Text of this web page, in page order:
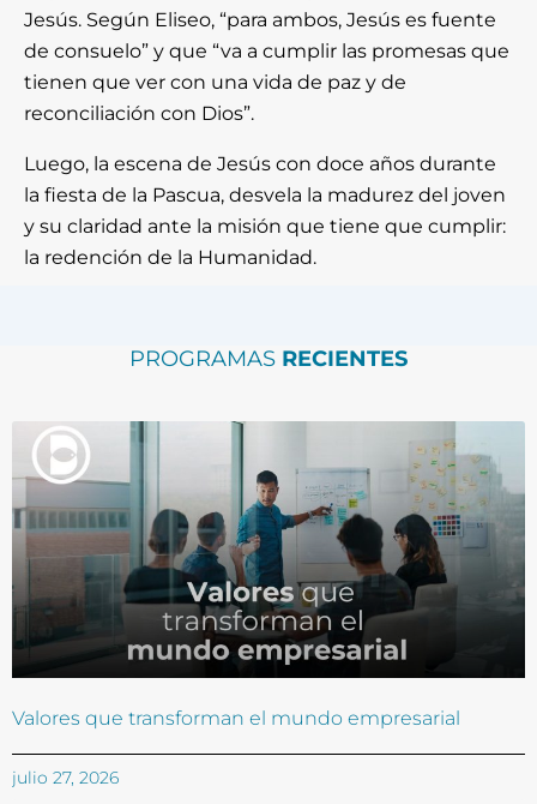
Jesús. Según Eliseo, “para ambos, Jesús es fuente
de consuelo” y que “va a cumplir las promesas que
tienen que ver con una vida de paz y de
reconciliación con Dios”.
Luego, la escena de Jesús con doce años durante
la fiesta de la Pascua, desvela la madurez del joven
y su claridad ante la misión que tiene que cumplir:
la redención de la Humanidad.
PROGRAMAS RECIENTES
Valores que transforman el mundo empresarial
julio 27, 2026